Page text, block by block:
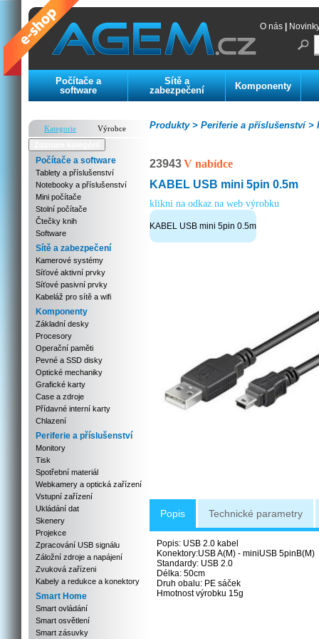
O nás
Počítače a
software
Sítě a
zabezpečení
Komponenty
Kategorie
Výrobce
Počítače a software
Tablety a příslušenství
Notebooky a příslušenství
Mini počítače
Stolní počítače
Čtečky knih
Software
Sítě a zabezpečení
Kamerové systémy
Síťové aktivní prvky
Síťové pasivní prvky
Kabeláž pro sítě a wifi
Komponenty
Základní desky
Procesory
Operační paměti
Pevné a SSD disky
Optické mechaniky
Grafické karty
Case a zdroje
Přídavné interní karty
Chlazení
Periferie a příslušenství
Monitory
Tisk
Spotřební materiál
Webkamery a optická zařízení
Vstupní zařízení
Ukládání dat
Skenery
Projekce
Zpracování USB signálu
Záložní zdroje a napájení
Zvuková zařízeni
Kabely a redukce a konektory
Smart Home
Smart ovládání
Smart osvětlení
Smart zásuvky
Periferie a příslušenství >
Produkty >
23943V nabídce
KABEL USB mini 5pin 0.5m
klikni na odkaz na web výrobku
KABEL USB mini 5pin 0.5m
Popis Technické parametry
Popis: USB 2.0 kabel
Konektory:USB A(M) - miniUSB 5pinB(M)
Standardy: USB 2.0
Délka: 50cm
Druh obalu: PE sáček
Hmotnost výrobku 15g